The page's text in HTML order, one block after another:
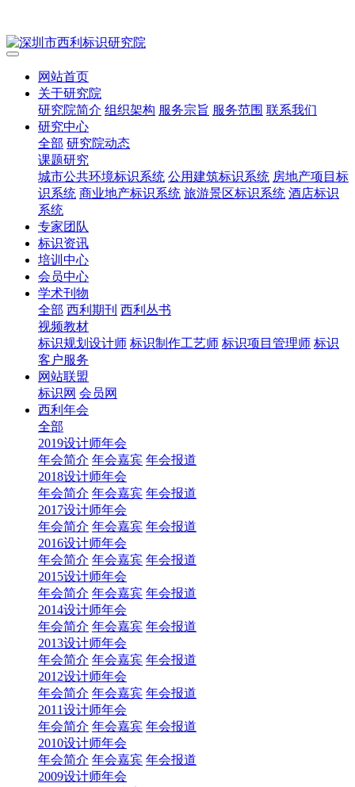
网站首页
关于研究院
研究院简介 组织架构 服务宗旨 服务范围 联系我们
研究中心
全部 研究院动态
课题研究
城市公共环境标识系统 公用建筑标识系统 房地产项目标
识系统 商业地产标识系统 旅游景区标识系统 酒店标识
系统
专家团队
标识资讯
培训中心
会员中心
学术刊物
全部 西利期刊 西利丛书
视频教材
标识规划设计师 标识制作工艺师 标识项目管理师 标识
客户服务
网站联盟
标识网 会员网
西利年会
全部
2019设计师年会
年会简介 年会嘉宾 年会报道
2018设计师年会
年会简介 年会嘉宾 年会报道
2017设计师年会
年会简介 年会嘉宾 年会报道
2016设计师年会
年会简介 年会嘉宾 年会报道
2015设计师年会
年会简介 年会嘉宾 年会报道
2014设计师年会
年会简介 年会嘉宾 年会报道
2013设计师年会
年会简介 年会嘉宾 年会报道
2012设计师年会
年会简介 年会嘉宾 年会报道
2011设计师年会
年会简介 年会嘉宾 年会报道
2010设计师年会
年会简介 年会嘉宾 年会报道
2009设计师年会